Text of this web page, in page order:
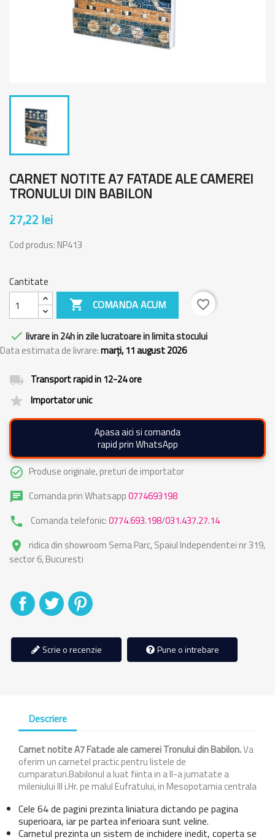
CARNET NOTITE A7 FATADE ALE CAMEREI
TRONULUI DIN BABILON
27,22 lei
Cod produs: NP413
Cantitate
 COMANDA ACUM favorite_border
 livrare in 24h in zile lucratoare in limita stocului
Data estimata de livrare:marți, 11 august 2026
local_shipping Transport rapid in 12-24 ore
grade Importator unic
Apasa aici si comanda
rapid prin WhatsApp
check_circle_outline Produse originale, preturi de importator
chat Comanda prin Whatsapp0774693198
phone Comanda telefonic:0774.693.198/031.437.27.14
place
ridica din showroom Sema Parc, Spaiul Independentei nr 319,
sector 6, Bucuresti
DistribuitiTweet
Scrie o recenzie Pune o intrebare
Descriere
Carnet notite A7 Fatade ale camerei Tronului din Babilon.Va
oferim un carnetel practic pentru listele de
cumparaturi.Babilonul a luat fiinta in a II-a jumatate a
mileniului III i.Hr. pe malul Eufratului, in Mesopotamia centrala
Cele 64 de pagini prezinta liniatura dictando pe pagina
superioara, iar pe partea inferioara sunt veline.
Carnetul prezinta un sistem de inchidere inedit, coperta se